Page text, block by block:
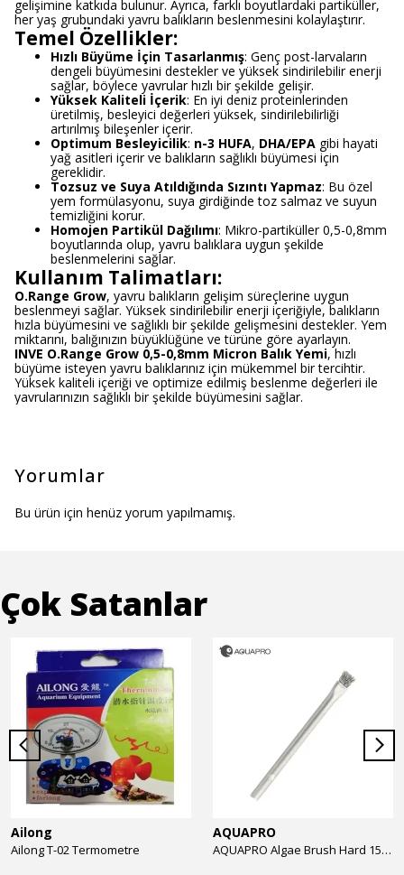
gelişimine katkıda bulunur. Ayrıca, farklı boyutlardaki partiküller,
her yaş grubundaki yavru balıkların beslenmesini kolaylaştırır.
Temel Özellikler:
Hızlı Büyüme İçin Tasarlanmış: Genç post-larvaların
dengeli büyümesini destekler ve yüksek sindirilebilir enerji
sağlar, böylece yavrular hızlı bir şekilde gelişir.
Yüksek Kaliteli İçerik: En iyi deniz proteinlerinden
üretilmiş, besleyici değerleri yüksek, sindirilebilirliği
artırılmış bileşenler içerir.
Optimum Besleyicilik: n-3 HUFA, DHA/EPA gibi hayati
yağ asitleri içerir ve balıkların sağlıklı büyümesi için
gereklidir.
Tozsuz ve Suya Atıldığında Sızıntı Yapmaz: Bu özel
yem formülasyonu, suya girdiğinde toz salmaz ve suyun
temizliğini korur.
Homojen Partikül Dağılımı: Mikro-partiküller 0,5-0,8mm
boyutlarında olup, yavru balıklara uygun şekilde
beslenmelerini sağlar.
Kullanım Talimatları:
O.Range Grow, yavru balıkların gelişim süreçlerine uygun
beslenmeyi sağlar. Yüksek sindirilebilir enerji içeriğiyle, balıkların
hızla büyümesini ve sağlıklı bir şekilde gelişmesini destekler. Yem
miktarını, balığınızın büyüklüğüne ve türüne göre ayarlayın.
INVE O.Range Grow 0,5-0,8mm Micron Balık Yemi, hızlı
büyüme isteyen yavru balıklarınız için mükemmel bir tercihtir.
Yüksek kaliteli içeriği ve optimize edilmiş beslenme değerleri ile
yavrularınızın sağlıklı bir şekilde büyümesini sağlar.
Yorumlar
Bu ürün için henüz yorum yapılmamış.
Çok Satanlar
Ailong
Ailong T-02 Termometre
AQUAPRO
AQUAPRO Algae Brush Hard 15cm Yosun Temizlik Fırçası